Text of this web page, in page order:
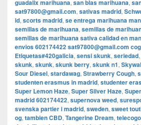
guadalix marihuana, san blas marihuana,
sat97800@gmail.com, sativas madrid,
id, scorts madrid, se entrega marihuana
semillas de marihuana, semillas de
semillas de marihuana sativa calidad en
envios 602174422 sat97800@gmail.com
Etiquetas#420galicia, sensi skunk, seriedad,
skunk, skunk, skunk berry, skunk n1,
Sour Diesel, stardawag, Strawberry Cough,
studenten erasmus in madrid, studenter
Super Lemon Haze, Super Silver Haze,
madrid 602174422, supernova weed,
svenska partier i madrid, sweden, sweet
og, tambien CBD, Tangerine Dream,